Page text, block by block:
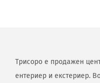
Трисоро е продажен
ентериер и екстериер.